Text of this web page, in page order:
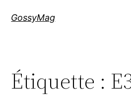
GossyMag
Étiquette :